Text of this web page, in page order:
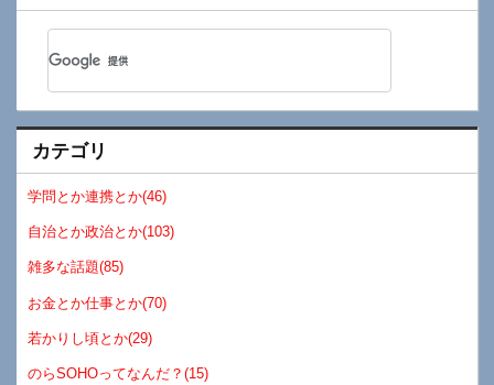
カテゴリ
学問とか連携とか(46)
自治とか政治とか(103)
雑多な話題(85)
お金とか仕事とか(70)
若かりし頃とか(29)
のらSOHOってなんだ？(15)